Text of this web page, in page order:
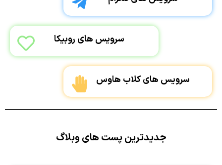
سرویس های روبیکا
سرویس های کلاب هاوس
جدیدترین پست های وبلاگ